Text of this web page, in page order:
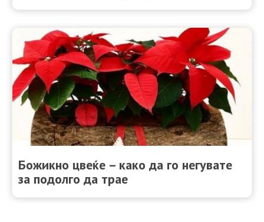
Божикно цвеќе – како да го негувате
за подолго да трае